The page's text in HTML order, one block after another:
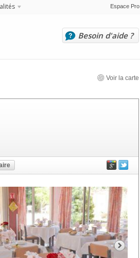
Espace Pro
Besoin d'aide ?
Voir la carte